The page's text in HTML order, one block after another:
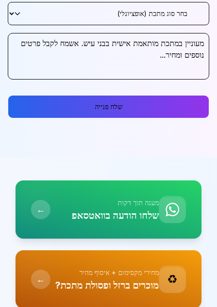
שלח פנייה
מענה תוך דקות
שלחו הודעה בוואטסאפ ←
♻️ מחירי מקסימום + איסוף מהיר
מוכרים ברזל ופסולת מתכת? ←